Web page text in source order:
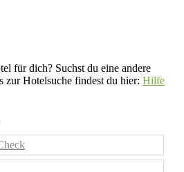
für dich? Suchst du eine andere
Hotelsuche findest du hier: Hilfe